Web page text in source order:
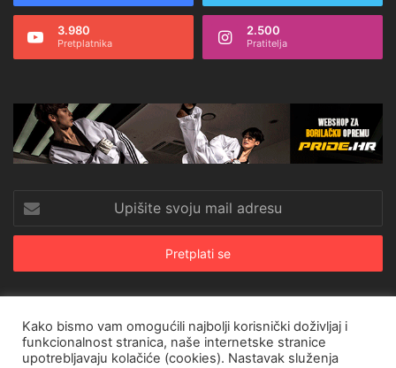
3.980
Pretplatnika
2.500
Pratitelja
svoju
mail
© Copyright 2026, All Rights Reserved |CroRing Magazin
Naslovnica
Arhiva Pravila o privatnosti Impressum SHOP
Kako bismo vam omogućili najbolji korisnički doživljaj i
funkcionalnost stranica, naše internetske stranice
upotrebljavaju kolačiće (cookies). Nastavak služenja